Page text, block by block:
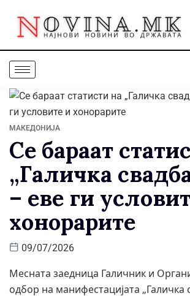
МАКЕДОНИЈА
Се бараат
„Галичка
– еве ги
хонорарите
09/07/2026
Месната заедница Галичник и
одбор на манифестацијата „Галичка